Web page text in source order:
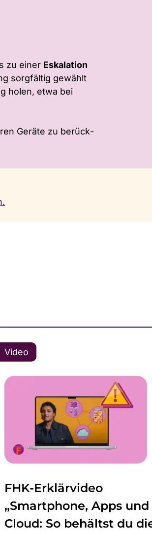
zu einer Eskalation
sorgfältig gewählt
holen, etwa bei
Geräte zu be­rück­
Video
FHK-Erklärvideo
„Smartphone, Apps und
Cloud: So behältst du